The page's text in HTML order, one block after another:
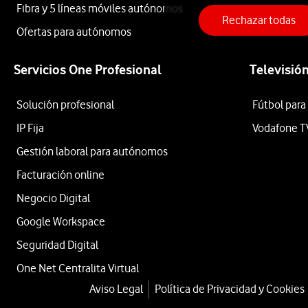
17e
256GB
Blanco
desde
684
Fibra y 5 líneas móviles autónomos
Ofertas para autónomos
Servicios One Profesional
Solución profesional
IP Fija
Gestión laboral para autónomos
Facturación online
Negocio Digital
Google Workspace
Seguridad Digital
One Net Centralita Virtual
Televisión
Fútbol
Vodafone
Aviso Legal Política de Privacidad y Cookies
Rechazar todas